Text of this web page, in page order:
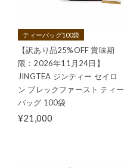
ティーバッグ100袋
【訳あり品25%OFF 賞味期
限：2026年11月24日】
JINGTEA ジンティー セイロ
ン ブレックファースト ティー
バッグ 100袋
¥21,000